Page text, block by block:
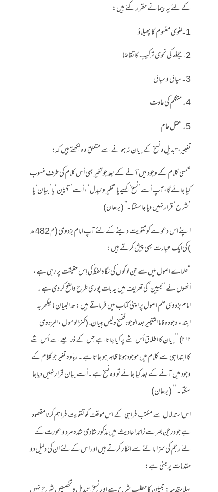
کے لئے یہ پیمانے مقرر کئے ہیں:
1۔لغوی مفہوم کا پھیلاؤ
2۔ جملے کی نحوی ترکیب کا تقاضا
3۔ سیاق و سباق
4۔ متکلم کی عادت
5۔ عقل عام
تغییر، تبدیل و نسخ کے بیان نہ ہونے سے متعلق وہ لکھتے ہیں کہ:
“کسی کلام کے وجود میں آنے کے بعد جو تغیر بھی اُس کلام کی طرف منسوب
کیا جائے گا، آپ اُسے ’نسخ‘ کہیے یا ’تغیر و تبدل‘ ، اُسے ’تبیین‘ یا ’بیان‘ یا
’شرح‘ قرار نہیں دیا جا سکتا ۔” (برھان)
اپنے اس دعوے کو تقویت دینے کے لئے آپ امام بزدوی (م 482 ھ
) کی ایک عبارت بھی پیش کرتے ہیں:
“علماے اصول میں سے جن لوگوں کی نگاہ لفظ کی اِس حقیقت پر رہی ہے ،
اُنھوں نے ’تبیین‘ کی تعریف میں یہ بات پوری طرح واضح کر دی ہے ۔
امام بزدوی علم اصول پر اپنی کتاب میں فرماتے ہیں : حد البیان ما یظھر بہٖ
ابتداء وجودہ فاما التغییر بعد الوجود فنسخ ولیس ببیان. (کنزالوصول ، البزدوی
۲۱۲) ’’بیان کا اطلاق اُس شے پر کیا جاتا ہے جس کے ذریعے سے اُس شے
کا ابتدا ہی سے کلام میں موجود ہونا ظاہر ہو جاتا ہے ۔ رہا وہ تغیر جو کلام کے
وجود میں آنے کے بعد کیا جائے تو وہ نسخ ہے ۔ اُسے بیان قرار نہیں دیا جا
سکتا ۔ ‘‘ (برھان)
اس استدلال سے مکتب فراہی کے اس موقف کو تقویت فراہم کرنا مقصود
ہے جو درجن بھر سے زائد احادیث میں مذکور شادی شدہ مرد و عورت کے
لئے رجم کی سزا ماننے سے انکار کرتے ہیں اور اس کے لئے ان کی دلیل دو
مقدمات پر مبنی ہے: